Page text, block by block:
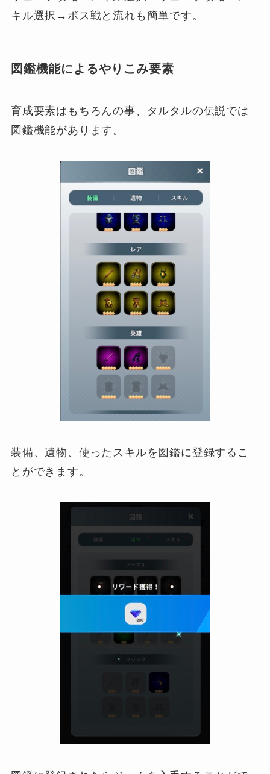
キル選択→ボス戦と流れも簡単です。
図鑑機能によるやりこみ要素
育成要素はもちろんの事、タルタルの伝説では
図鑑機能があります。
装備、遺物、使ったスキルを図鑑に登録するこ
とができます。